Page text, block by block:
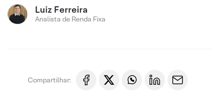
Luiz Ferreira
Analista de Renda Fixa
Compartilhar: